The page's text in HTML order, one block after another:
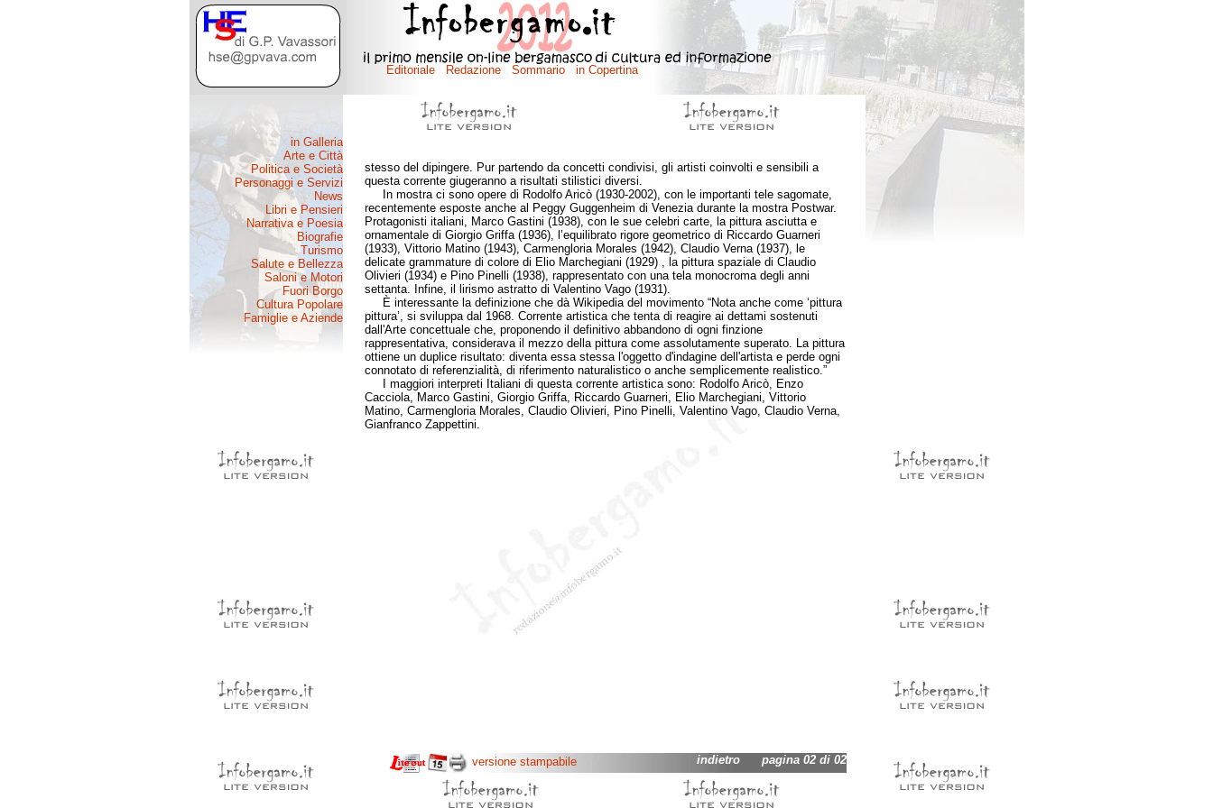
stesso del dipingere. Pur partendo da concetti condivisi, gli artisti coinvolti e sensibili a
questa corrente giugeranno a risultati stilistici diversi.
In mostra ci sono opere di Rodolfo Aricò (1930-2002), con le importanti tele sagomate,
recentemente esposte anche al Peggy Guggenheim di Venezia durante la mostra Postwar.
Protagonisti italiani, Marco Gastini (1938), con le sue celebri carte, la pittura asciutta e
ornamentale di Giorgio Griffa (1936), l’equilibrato rigore geometrico di Riccardo Guarneri
(1933), Vittorio Matino (1943), Carmengloria Morales (1942), Claudio Verna (1937), le
delicate grammature di colore di Elio Marchegiani (1929) , la pittura spaziale di Claudio
Olivieri (1934) e Pino Pinelli (1938), rappresentato con una tela monocroma degli anni
settanta. Infine, il lirismo astratto di Valentino Vago (1931).
È interessante la definizione che dà Wikipedia del movimento “Nota anche come ‘pittura
pittura’, si sviluppa dal 1968. Corrente artistica che tenta di reagire ai dettami sostenuti
dall'Arte concettuale che, proponendo il definitivo abbandono di ogni finzione
rappresentativa, considerava il mezzo della pittura come assolutamente superato. La pittura
ottiene un duplice risultato: diventa essa stessa l'oggetto d'indagine dell'artista e perde ogni
connotato di referenzialità, di riferimento naturalistico o anche semplicemente realistico.”
I maggiori interpreti Italiani di questa corrente artistica sono: Rodolfo Aricò, Enzo
Cacciola, Marco Gastini, Giorgio Griffa, Riccardo Guarneri, Elio Marchegiani, Vittorio
Matino, Carmengloria Morales, Claudio Olivieri, Pino Pinelli, Valentino Vago, Claudio Verna,
Gianfranco Zappettini.
versione stampabile indietropagina 02 di 02